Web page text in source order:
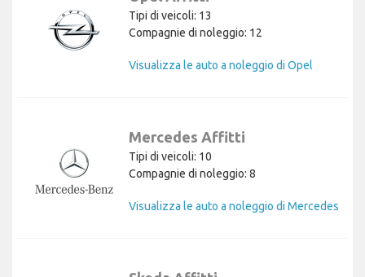
Tipi di veicoli: 13
Compagnie di noleggio: 12
Visualizza le auto a noleggio di Opel
Mercedes Affitti
Tipi di veicoli: 10
Compagnie di noleggio: 8
Visualizza le auto a noleggio di Mercedes